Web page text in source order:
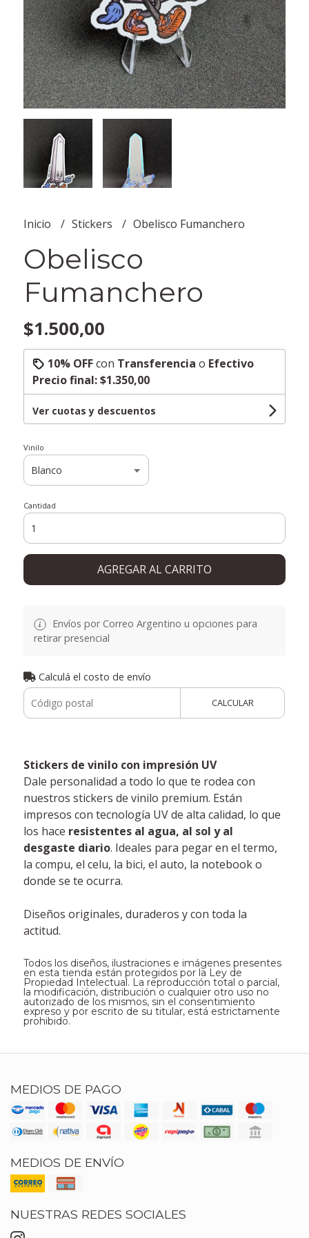
Inicio Stickers Obelisco Fumanchero
Obelisco
Fumanchero
$1.500,00
10% OFFcon Transferencia o Efectivo
Precio final:$1.350,00
Ver cuotas y descuentos
Vinilo
Cantidad
AGREGAR AL CARRITO
Envíos por Correo Argentino u opciones para
retirar presencial
Calculá el costo de envío
CALCULAR
Stickers de vinilo con impresión UV
Dale personalidad a todo lo que te rodea con
nuestros stickers de vinilo premium. Están
impresos con tecnología UV de alta calidad, lo que
los hace resistentes al agua, al sol y al
desgaste diario. Ideales para pegar en el termo,
la compu, el celu, la bici, el auto, la notebook o
donde se te ocurra.
Diseños originales, duraderos y con toda la
actitud.
Todos los diseños, ilustraciones e imágenes presentes
en esta tienda están protegidos por la Ley de
Propiedad Intelectual. La reproducción total o parcial,
la modificación, distribución o cualquier otro uso no
autorizado de los mismos, sin el consentimiento
expreso y por escrito de su titular, está estrictamente
prohibido.
MEDIOS DE PAGO
MEDIOS DE ENVÍO
NUESTRAS REDES SOCIALES